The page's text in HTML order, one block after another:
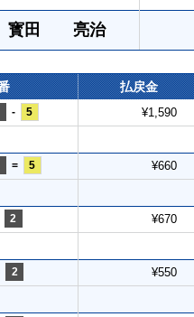
寳田 亮治
払戻金
- 5 ¥1,590
= 5 ¥660
2 ¥670
2 ¥550